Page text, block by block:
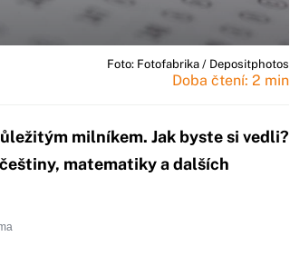
Foto: Fotofabrika / Depositphotos
Doba čtení: 2 min
milníkem. Jak byste si vedli?
matematiky a dalších